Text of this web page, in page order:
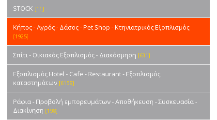
STOCK [11]
Κήπος - Αγρός - Δάσος - Pet Shop - Κτηνιατρικός Εξοπλισμός
[1925]
Σπίτι - Οικιακός Εξοπλισμός - Διακόσμηση [631]
Εξοπλισμός Hotel - Cafe - Restaurant - Εξοπλισμός
καταστημάτων [6159]
Ράφια - Προβολή εμπορευμάτων - Αποθήκευση - Συσκευασία -
Διακίνηση [198]